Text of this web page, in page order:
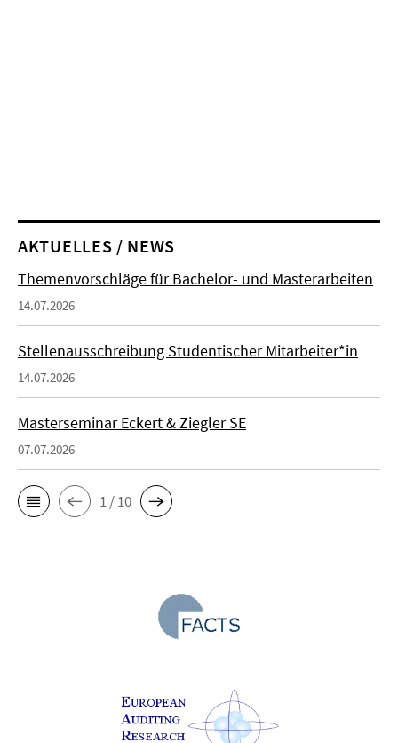
AKTUELLES / NEWS
Themenvorschläge für Bachelor- und Masterarbeiten
14.07.2026
Stellenausschreibung Studentischer Mitarbeiter*in
14.07.2026
Masterseminar Eckert & Ziegler SE
07.07.2026
1 / 10